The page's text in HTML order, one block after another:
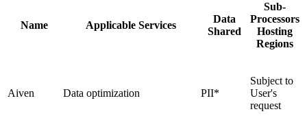
Name Applicable Services
Data
Shared
Sub-
Processors
Hosting
Regions
Aiven Data optimization PII*
Subject to
User's
request